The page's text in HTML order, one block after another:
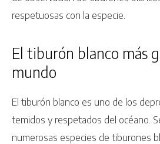
respetuosas con la especie.
El tiburón blanco más
mundo
El tiburón blanco es uno de los
temidos y respetados del océano.
numerosas especies de tiburones